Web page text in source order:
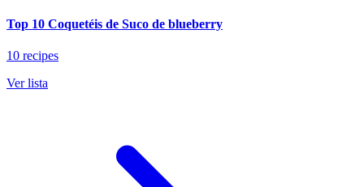
Top 10 Coquetéis de Suco de blueberry
10 recipes
Ver lista